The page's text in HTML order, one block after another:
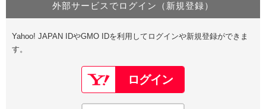
Value Domain Oneにログイン
Google
GMO ID Amazon
Value Domain Oneアカウント作成
以下でも登録可能
Google Yahoo!
外部サービスでログイン（新規登録）
Yahoo! JAPAN IDやGMO IDを利用してログインや新規登録ができま
す。